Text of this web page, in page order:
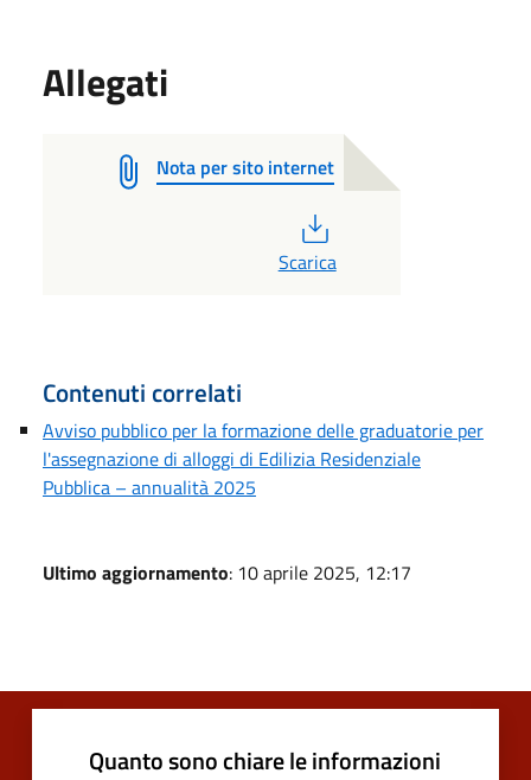
Allegati
Nota per sito internet
Scarica
Contenuti correlati
Avviso pubblico per la formazione delle graduatorie per
l'assegnazione di alloggi di Edilizia Residenziale
Pubblica – annualità 2025
Ultimo aggiornamento: 10 aprile 2025, 12:17
Quanto sono chiare le informazioni